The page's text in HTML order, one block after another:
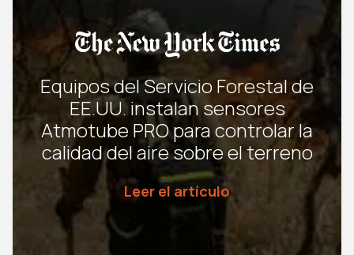
Equipos del Servicio Forestal de
EE.UU. instalan sensores
Atmotube PRO para controlar la
calidad del aire sobre el terreno
Leer el artículo